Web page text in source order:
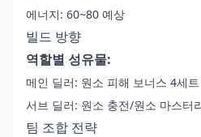
에너지: 60~80 예상
빌드 방향
역할별 성유물:
메인 딜러: 원소 피해 보너스 4세트
서브 딜러: 원소 충전/원소 마스터
팀 조합 전략